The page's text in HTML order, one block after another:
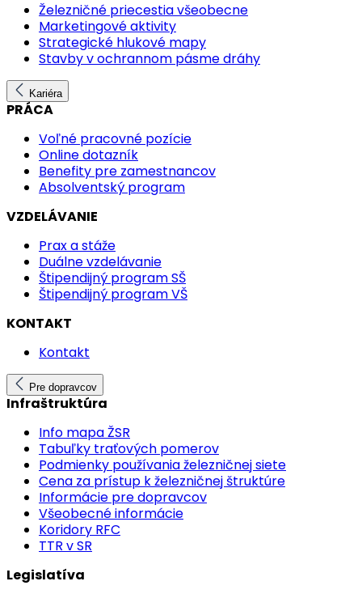
Železničné priecestia všeobecne
Marketingové aktivity
Strategické hlukové mapy
Stavby v ochrannom pásme dráhy
Kariéra
PRÁCA
Voľné pracovné pozície
Online dotazník
Benefity pre zamestnancov
Absolventský program
VZDELÁVANIE
Prax a stáže
Duálne vzdelávanie
Štipendijný program SŠ
Štipendijný program VŠ
KONTAKT
Kontakt
Pre dopravcov
Infraštruktúra
Info mapa ŽSR
Tabuľky traťových pomerov
Podmienky používania železničnej siete
Cena za prístup k železničnej štruktúre
Informácie pre dopravcov
Všeobecné informácie
Koridory RFC
TTR v SR
Legislatíva